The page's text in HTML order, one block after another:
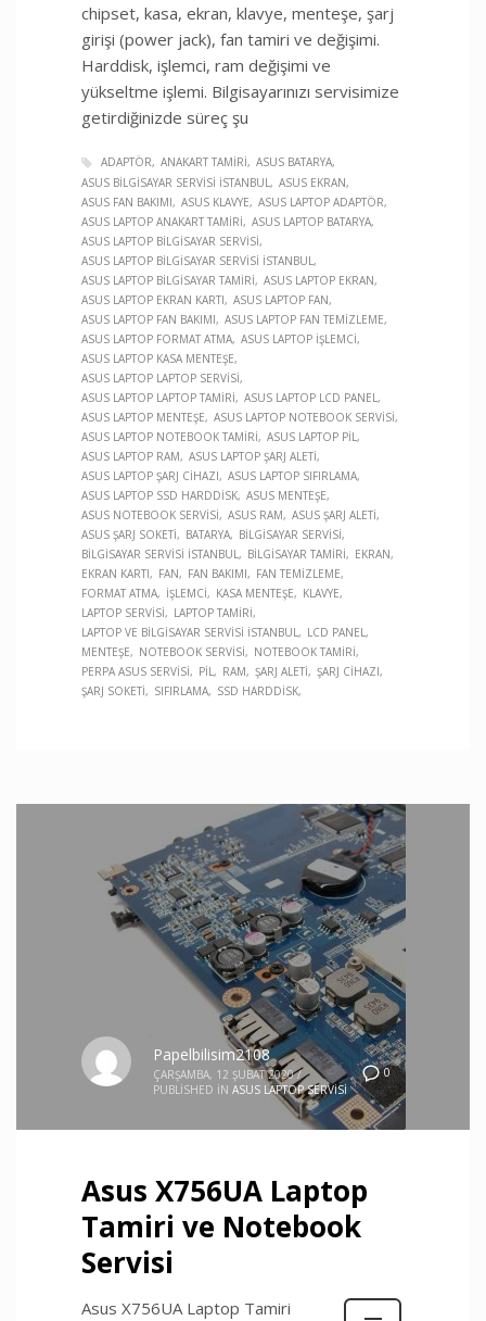
chipset, kasa, ekran, klavye, menteşe, şarj
girişi (power jack), fan tamiri ve değişimi.
Harddisk, işlemci, ram değişimi ve
yükseltme işlemi. Bilgisayarınızı servisimize
getirdiğinizde süreç şu
ADAPTÖR ANAKART TAMIRI
ASUS BATARYA
ASUS BILGISAYAR SERVISI İSTANBUL ASUS EKRAN
ASUS FAN BAKIMI
ASUS KLAVYE
ASUS LAPTOP ADAPTÖR
ASUS LAPTOP ANAKART TAMIRI
ASUS LAPTOP BATARYA
ASUS LAPTOP BILGISAYAR SERVISI
ASUS LAPTOP BILGISAYAR SERVISI İSTANBUL
ASUS LAPTOP BILGISAYAR TAMIRI
ASUS LAPTOP EKRAN
ASUS LAPTOP EKRAN KARTI
ASUS LAPTOP FAN
ASUS LAPTOP FAN BAKIMI
ASUS LAPTOP FAN TEMIZLEME
ASUS LAPTOP FORMAT ATMA ASUS LAPTOP İŞLEMCI
ASUS LAPTOP KASA MENTEŞE
ASUS LAPTOP LAPTOP SERVISI
ASUS LAPTOP LAPTOP TAMIRI
ASUS LAPTOP LCD PANEL
ASUS LAPTOP MENTEŞE
ASUS LAPTOP NOTEBOOK SERVISI
ASUS LAPTOP NOTEBOOK TAMIRI
ASUS LAPTOP PIL
ASUS LAPTOP RAM
ASUS LAPTOP ŞARJ ALETI
ASUS LAPTOP ŞARJ CIHAZI
ASUS LAPTOP SIFIRLAMA
ASUS LAPTOP SSD HARDDISK ASUS MENTEŞE
ASUS NOTEBOOK SERVISI
ASUS RAM
ASUS ŞARJ ALETI
ASUS ŞARJ SOKETI
BATARYA
BILGISAYAR SERVISI
BILGISAYAR SERVISI İSTANBUL
BILGISAYAR TAMIRI
EKRAN
EKRAN KARTI
FAN FAN BAKIMI
FAN TEMIZLEME
FORMAT ATMA
İŞLEMCI KASA MENTEŞE
KLAVYE
LAPTOP SERVISI
LAPTOP TAMIRI
LAPTOP VE BILGISAYAR SERVISI İSTANBUL
LCD PANEL
MENTEŞE
NOTEBOOK SERVISI
NOTEBOOK TAMIRI
PERPA ASUS SERVISI
PIL RAM ŞARJ ALETI
ŞARJ CIHAZI
ŞARJ SOKETI
SIFIRLAMA SSD HARDDISK
0
Papelbilisim2108
ÇARŞAMBA, 12 ŞUBAT 2020 /
PUBLISHED IN ASUS LAPTOP SERVISI
Asus X756UA Laptop
Tamiri ve Notebook
Servisi
Asus X756UA Laptop Tamiri